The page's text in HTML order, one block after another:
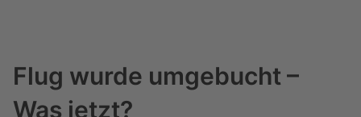
Flug wurde umgebucht –
Was jetzt?